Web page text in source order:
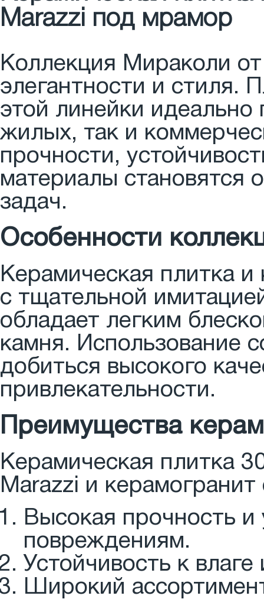
Marazzi под мрамор
Коллекция Мираколи
элегантности и стиля.
этой линейки
жилых, так и
прочности,
материалы становятся
задач.
Особенности
Керамическая плитка
с тщательной
обладает легким
камня. Использование
добиться высокого
привлекательности.
Преимущества
Керамическая плитка
Marazzi и
Высокая прочность и
повреждениям.
Устойчивость к
Широкий